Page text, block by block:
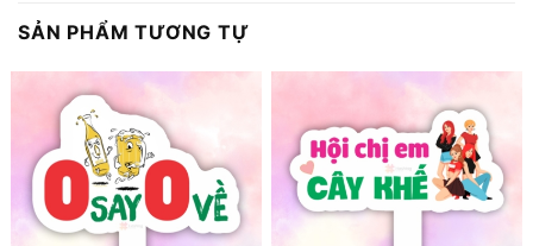
SẢN PHẨM TƯƠNG TỰ